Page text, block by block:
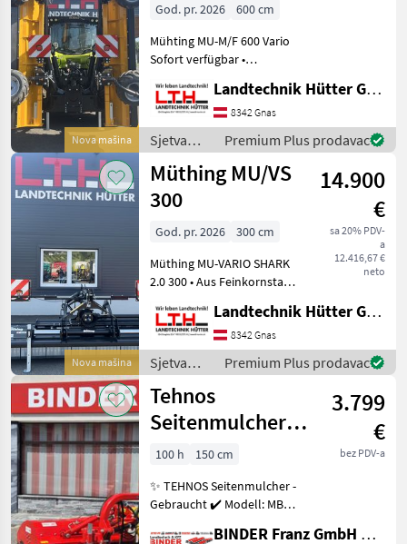
Nova mašina
God. pr. 2026
600 cm
Mühting MU-M/F 600 Vario
Sofort verfügbar •
• Arbeitsbreit 6m • Gewicht
2 700kg • Aus Feinkornstahl
QSt/E, hydraulisch
klappbar, für H
Landtechnik Hütter GmbH & Co KG
8342 Gnas
Sjetva
(sijačice,
mulčeri,
sjetvospremači
i dr) /
Müthing
Premium Plus prodavac
Nova mašina
Müthing MU/VS
300
14.900
€
sa 20% PDV-
a
12.416,67 €
neto
God. pr. 2026
300 cm
Müthing MU-VARIO SHARK
2.0 300 • Aus Feinkornstahl
Heckanbau mit
Dreipunktbock Kat. 2 •
Arbeitsbreite 3m •
Transportbreite 3, 2m •
max. Tra
Landtechnik Hütter GmbH & Co KG
8342 Gnas
Sjetva
(sijačice,
mulčeri,
sjetvospremači
i dr) /
Müthing
Premium Plus prodavac
Tehnos
Seitenmulcher
MBL 150 + DWW-
GW
3.799
€
bez PDV-a
100 h
150 cm
✨ TEHNOS Seitenmulcher -
Gebraucht ✔️ Modell: MBL
Ausführung ✔️ Top-Zustand
BINDER Franz GmbH & CoKG